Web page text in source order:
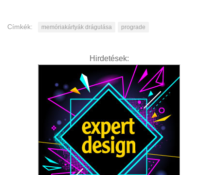
Címkék: memóriakártyák drágulása prograde
Hirdetések: